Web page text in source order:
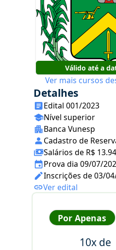
Válido até a
Ver mais cursos
Detalhes
Edital 001/2023
Nível superior
Banca Vunesp
Cadastro de
Salários de R$
Prova dia 09/07/
Inscrições de 03/
Ver edital
Por Apenas
10x de